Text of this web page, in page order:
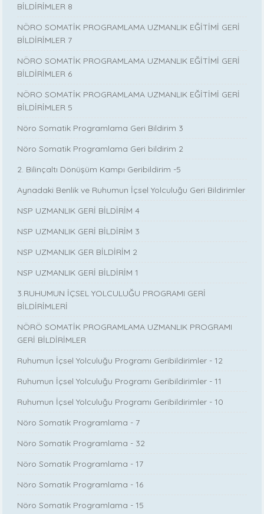
BİLDİRİMLER 8
NÖRO SOMATİK PROGRAMLAMA UZMANLIK EĞİTİMİ GERİ
BİLDİRİMLER 7
NÖRO SOMATİK PROGRAMLAMA UZMANLIK EĞİTİMİ GERİ
BİLDİRİMLER 6
NÖRO SOMATİK PROGRAMLAMA UZMANLIK EĞİTİMİ GERİ
BİLDİRİMLER 5
Nöro Somatik Programlama Geri Bildirim 3
Nöro Somatik Programlama Geri bildirim 2
2. Bilinçaltı Dönüşüm Kampı Geribildirim -5
Aynadaki Benlik ve Ruhumun İçsel Yolculuğu Geri Bildirimler
NSP UZMANLIK GERİ BİLDİRİM 4
NSP UZMANLIK GERİ BİLDİRİM 3
NSP UZMANLIK GER BİLDİRİM 2
NSP UZMANLIK GERİ BİLDİRİM 1
3.RUHUMUN İÇSEL YOLCULUĞU PROGRAMI GERİ
BİLDİRİMLERİ
NÖRÖ SOMATİK PROGRAMLAMA UZMANLIK PROGRAMI
GERİ BİLDİRİMLER
Ruhumun İçsel Yolculuğu Programı Geribildirimler - 12
Ruhumun İçsel Yolculuğu Programı Geribildirimler - 11
Ruhumun İçsel Yolculuğu Programı Geribildirimler - 10
Nöro Somatik Programlama - 7
Nöro Somatik Programlama - 32
Nöro Somatik Programlama - 17
Nöro Somatik Programlama - 16
Nöro Somatik Programlama - 15